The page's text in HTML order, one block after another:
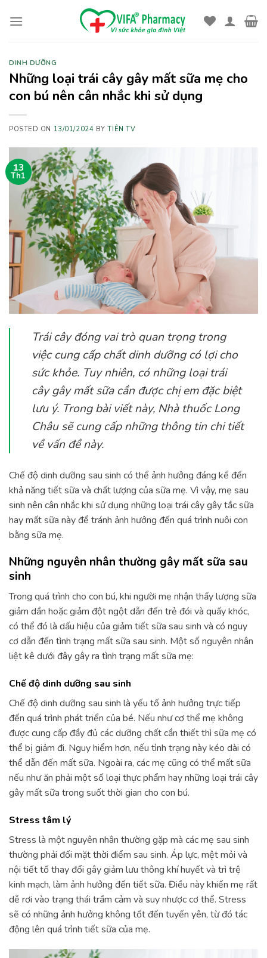
DINH DƯỠNG
Những loại trái cây gây mất sữa mẹ cho
con bú nên cân nhắc khi sử dụng
POSTED ON 13/01/2024 BYTIÊN TV
13
Th1
Trái cây đóng vai trò quan trọng trong
việc cung cấp chất dinh dưỡng có lợi cho
sức khỏe. Tuy nhiên, có những loại trái
cây gây mất sữa cần được chị em đặc biệt
lưu ý. Trong bài viết này, Nhà thuốc Long
Châu sẽ cung cấp những thông tin chi tiết
về vấn đề này.
Chế độ dinh dưỡng sau sinh có thể ảnh hưởng đáng kể đến
khả năng tiết sữa và chất lượng của sữa mẹ. Vì vậy, mẹ sau
sinh nên cân nhắc khi sử dụng những loại trái cây gây tắc sữa
hay mất sữa này để tránh ảnh hưởng đến quá trình nuôi con
bằng sữa mẹ.
Những nguyên nhân thường gây mất sữa sau
sinh
Trong quá trình cho con bú, khi người mẹ nhận thấy lượng sữa
giảm dần hoặc giảm đột ngột dẫn đến trẻ đói và quấy khóc,
có thể đó là dấu hiệu của giảm tiết sữa sau sinh và có nguy
cơ dẫn đến tình trạng mất sữa sau sinh. Một số nguyên nhân
liệt kê dưới đây gây ra tình trạng mất sữa mẹ:
Chế độ dinh dưỡng sau sinh
Chế độ dinh dưỡng sau sinh là yếu tố ảnh hưởng trực tiếp
đến quá trình phát triển của bé. Nếu như cơ thể mẹ không
được cung cấp đầy đủ các dưỡng chất cần thiết thì sữa mẹ có
thể bị giảm đi. Nguy hiểm hơn, nếu tình trạng này kéo dài có
thể dẫn đến mất sữa. Ngoài ra, các mẹ cũng có thể mất sữa
nếu như ăn phải một số loại thực phẩm hay những loại trái cây
gây mất sữa trong suốt thời gian cho con bú.
Stress tâm lý
Stress là một nguyên nhân thường gặp mà các mẹ sau sinh
thường phải đối mặt thời điểm sau sinh. Áp lực, mệt mỏi và
nội tiết tố thay đổi gây giảm lưu thông khí huyết và trì trệ
kinh mạch, làm ảnh hưởng đến tiết sữa. Điều này khiến mẹ rất
dễ rơi vào trạng thái trầm cảm và suy nhược cơ thể. Stress
sẽ có những ảnh hưởng không tốt đến tuyến yên, từ đó tác
động lên quá trình tiết sữa của mẹ.